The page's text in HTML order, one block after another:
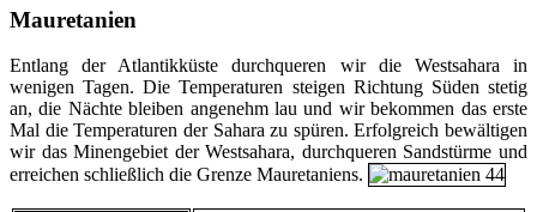
Mauretanien
Entlang der Atlantikküste durchqueren wir die Westsahara in
wenigen Tagen. Die Temperaturen steigen Richtung Süden stetig
an, die Nächte bleiben angenehm lau und wir bekommen das erste
Mal die Temperaturen der Sahara zu spüren. Erfolgreich bewältigen
wir das Minengebiet der Westsahara, durchqueren Sandstürme und
erreichen schließlich die Grenze Mauretaniens.